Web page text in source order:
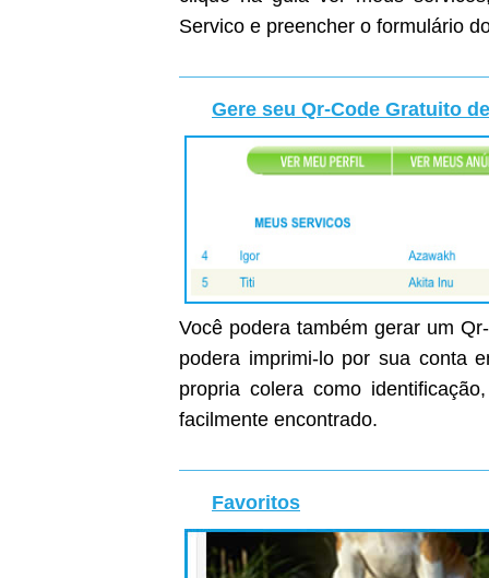
Servico e preencher o formulário
Gere seu Qr-Code Gratuito
Você podera também gerar um
podera imprimi-lo por sua conta
propria colera como
facilmente encontrado.
Favoritos